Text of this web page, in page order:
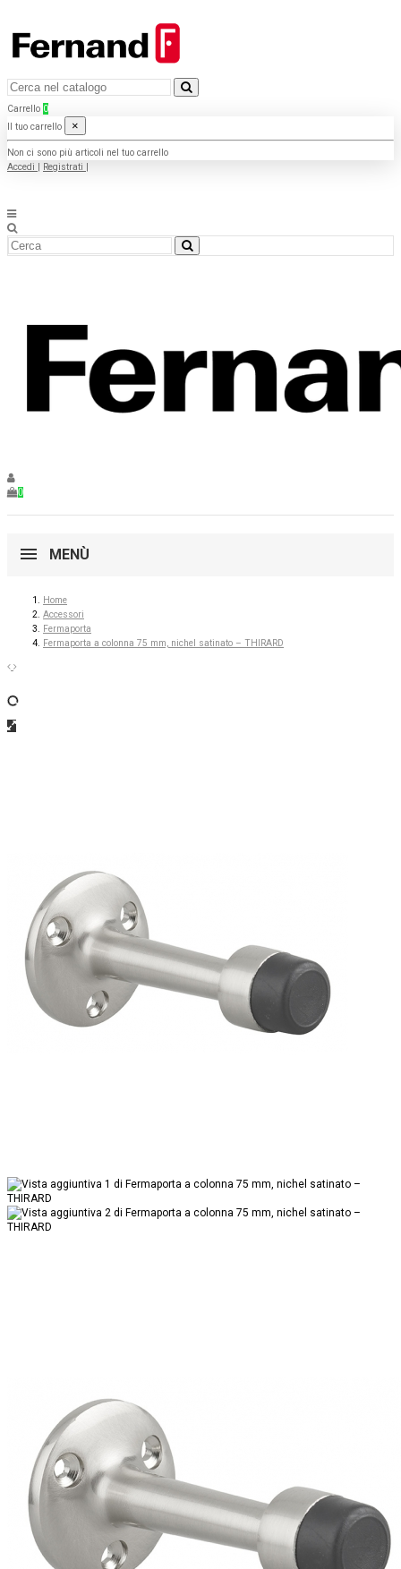
Carrello 0
Il tuo carrello
×
Non ci sono più articoli nel tuo carrello
Accedi
Registrati
0
MENÙ
Home
Accessori
Fermaporta
Fermaporta a colonna 75 mm, nichel satinato – THIRARD